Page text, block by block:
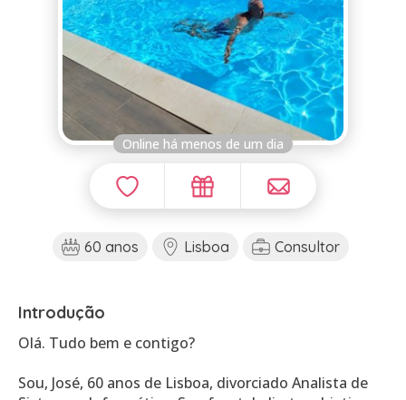
Online há menos de um dia
60 anos Lisboa Consultor
Introdução
Olá. Tudo bem e contigo?
Sou, José, 60 anos de Lisboa, divorciado Analista de